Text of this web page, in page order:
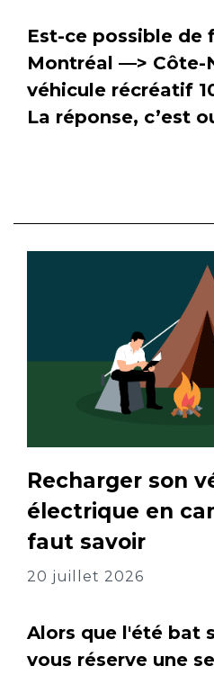
Est-ce possible de
Montréal —> Côte-
véhicule récréatif
La réponse, c’est
Recharger son
électrique en
faut savoir
20 juillet 2026
Alors que l'été bat
vous réserve une